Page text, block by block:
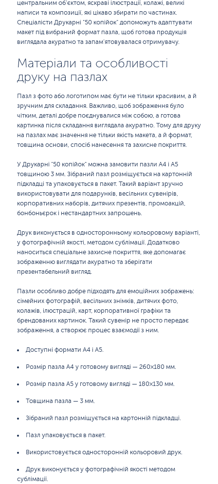
центральним об’єктом, яскраві ілюстрації, колажі, великі
написи та композиції, які цікаво збирати по частинах.
Спеціалісти Друкарні "50 копійок" допоможуть адаптувати
макет під вибраний формат пазла, щоб готова продукція
виглядала акуратно та запам’ятовувалася отримувачу.
Матеріали та особливості
друку на пазлах
Пазл з фото або логотипом має бути не тільки красивим, а й
зручним для складання. Важливо, щоб зображення було
чітким, деталі добре поєднувалися між собою, а готова
картинка після складання виглядала акуратно. Тому для друку
на пазлах має значення не тільки якість макета, а й формат,
товщина основи, спосіб нанесення та захисне покриття.
У Друкарні "50 копійок" можна замовити пазли A4 і A5
товщиною 3 мм. Зібраний пазл розміщується на картонній
підкладці та упаковується в пакет. Такий варіант зручно
використовувати для подарунків, весільних сувенірів,
корпоративних наборів, дитячих презентів, промоакцій,
бонбоньєрок і нестандартних запрошень.
Друк виконується в односторонньому кольоровому варіанті,
у фотографічній якості, методом сублімації. Додатково
наноситься спеціальне захисне покриття, яке допомагає
зображенню виглядати акуратно та зберігати
презентабельний вигляд.
Пазли особливо добре підходять для емоційних зображень:
сімейних фотографій, весільних знімків, дитячих фото,
колажів, ілюстрацій, карт, корпоративної графіки та
брендованих картинок. Такий сувенір не просто передає
зображення, а створює процес взаємодії з ним.
Доступні формати A4 і A5.
Розмір пазла A4 у готовому вигляді — 260×180 мм.
Розмір пазла A5 у готовому вигляді — 180×130 мм.
Товщина пазла — 3 мм.
Зібраний пазл розміщується на картонній підкладці.
Пазл упаковується в пакет.
Використовується односторонній кольоровий друк.
Друк виконується у фотографічній якості методом
сублімації.